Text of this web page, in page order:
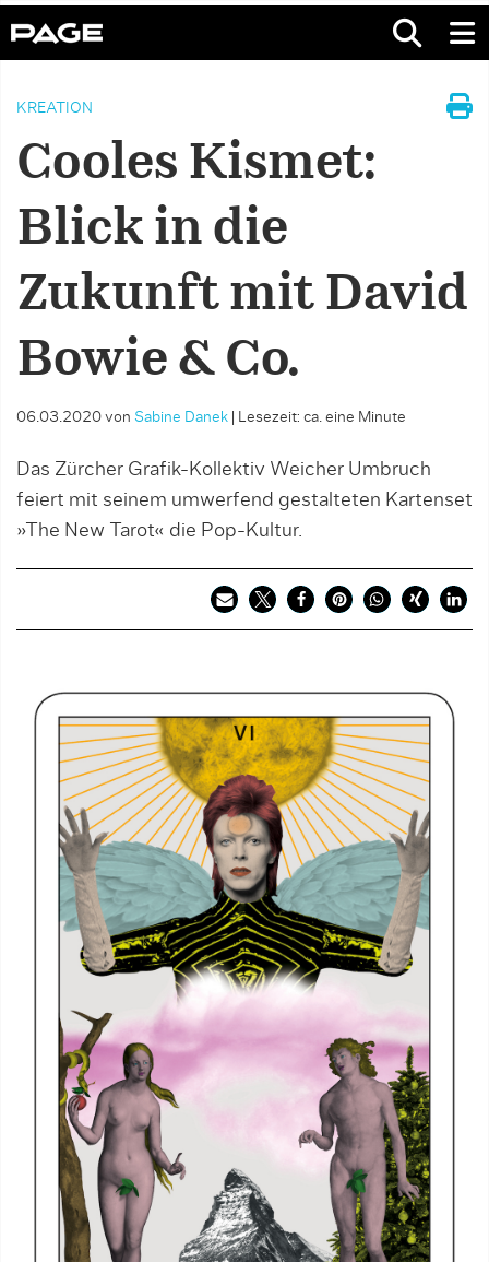
KREATION
Cooles Kismet:
Blick in die
Zukunft mit David
Bowie & Co.
06.03.2020 von Sabine Danek Lesezeit: ca. eine Minute
Das Zürcher Grafik-Kollektiv Weicher Umbruch
feiert mit seinem umwerfend gestalteten Kartenset
»The New Tarot« die Pop-Kultur.